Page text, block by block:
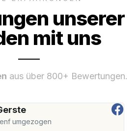
unserer
mit uns
aus über 800+ Bewertungen.
umgezogen